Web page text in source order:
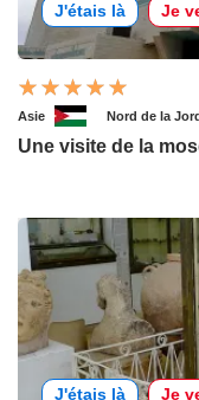
J'étais là Je
Asie Nord de la
Une visite de la
J'étais là Je